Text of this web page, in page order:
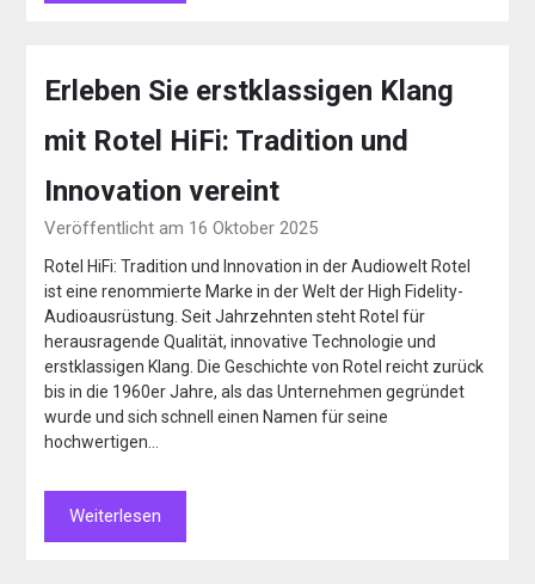
Erleben Sie erstklassigen Klang
mit Rotel HiFi: Tradition und
Innovation vereint
Veröffentlicht am 16 Oktober 2025
Rotel HiFi: Tradition und Innovation in der Audiowelt Rotel
ist eine renommierte Marke in der Welt der High Fidelity-
Audioausrüstung. Seit Jahrzehnten steht Rotel für
herausragende Qualität, innovative Technologie und
erstklassigen Klang. Die Geschichte von Rotel reicht zurück
bis in die 1960er Jahre, als das Unternehmen gegründet
wurde und sich schnell einen Namen für seine
hochwertigen…
Weiterlesen